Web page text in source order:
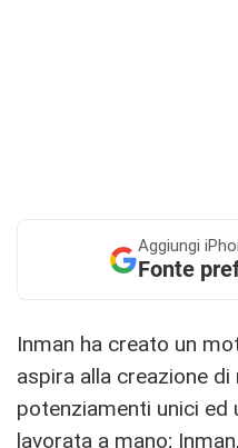
Aggiungi
Fonte
Inman ha creato un
aspira alla creazione
potenziamenti unici ed
lavorata a mano;